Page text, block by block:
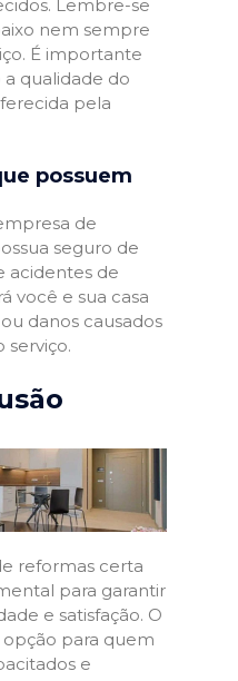
Lembre-se
nem sempre
É importante
a qualidade do
pela
possuem
de
seguro de
acidentes de
você e sua casa
danos causados
serviço.
reformas certa
para garantir
e satisfação. O
para quem
e